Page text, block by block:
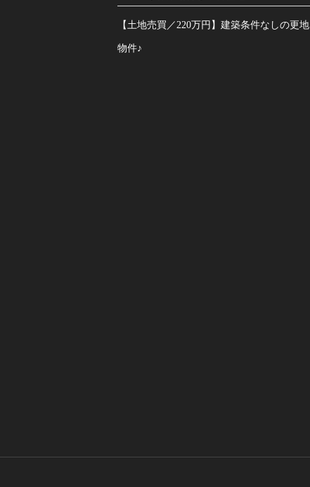
【土地売買／220万円】建築条件なしの更地
物件♪